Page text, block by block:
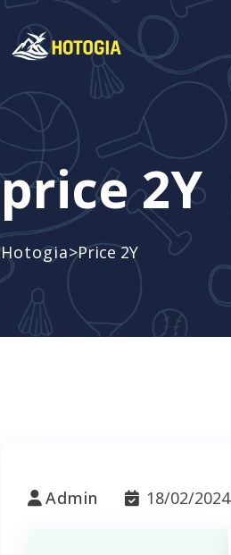
price 2Y
Hotogia>Price 2Y
Admin 18/02/2024